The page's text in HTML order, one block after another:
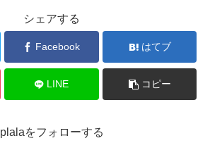
シェアする
Facebook はてブ
LINE コピー
plalaをフォローする